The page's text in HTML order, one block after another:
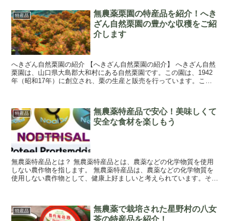
特産品
無農薬栗園の特産品を紹介！へき
ざん自然栗園の豊かな収穫をご紹
介します
へきざん自然栗園の紹介 【へきざん自然栗園の紹介】 へきざん自然
栗園は、山口県大島郡大和村にある自然栗園です。この園は、1942
年（昭和17年）に創立され、栗の生産と販売を行っています。この
特産品
無農薬特産品で安心！美味しくて
安全な食材を楽しもう
無農薬特産品とは？ 無農薬特産品とは、農薬などの化学物質を使用
しない農作物を指します。 無農薬特産品は、農薬などの化学物質を
使用しない農作物として、健康上好ましいと考えられています。その
特産品
無農薬で栽培された星野村の八女